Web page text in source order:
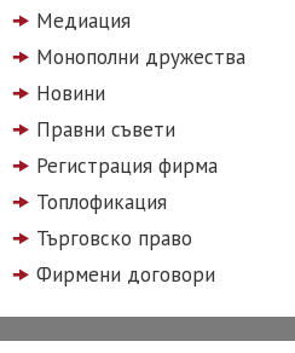
Медиация
Монополни дружества
Новини
Правни съвети
Регистрация фирма
Топлофикация
Търговско право
Фирмени договори